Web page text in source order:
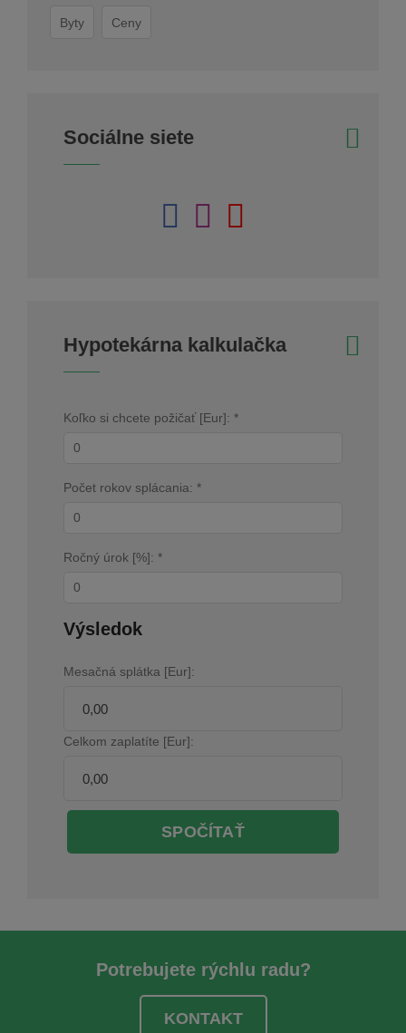
Byty Ceny
Sociálne siete
Hypotekárna kalkulačka
Koľko si chcete požičať [Eur]: *
Počet rokov splácania: *
Ročný úrok [%]: *
Výsledok
Mesačná splátka [Eur]:
Celkom zaplatíte [Eur]:
SPOČÍTAŤ
Potrebujete rýchlu radu?
KONTAKT